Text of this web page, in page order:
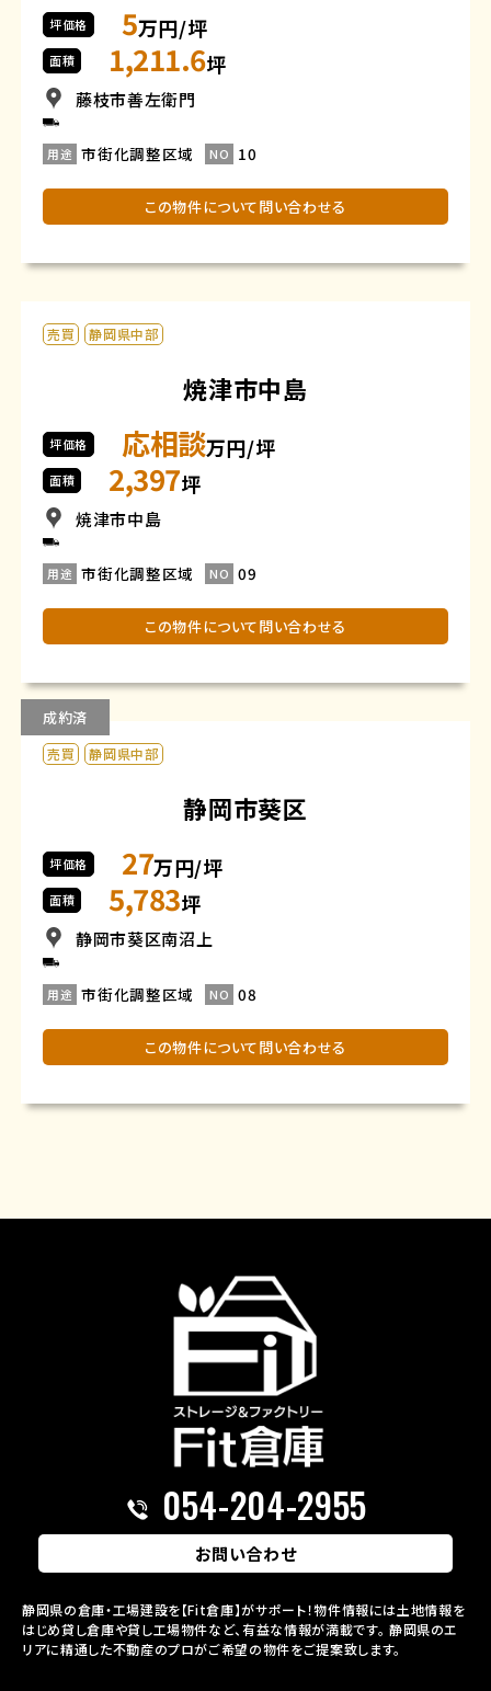
坪価格 5万円/坪
面積 1,211.6坪
藤枝市善左衛門
用途 市街化調整区域 NO 10
この物件について問い合わせる
売買 静岡県中部
焼津市中島
坪価格 応相談万円/坪
面積 2,397坪
焼津市中島
用途 市街化調整区域 NO 09
この物件について問い合わせる
成約済
売買 静岡県中部
静岡市葵区
坪価格 27万円/坪
面積 5,783坪
静岡市葵区南沼上
用途 市街化調整区域 NO 08
この物件について問い合わせる
054-204-2955
お問い合わせ
静岡県の倉庫・工場建設を【Fit倉庫】がサポート！物件情報には土地情報を
はじめ貸し倉庫や貸し工場物件など、有益な情報が満載です。 静岡県のエ
リアに精通した不動産のプロがご希望の物件をご提案致します。